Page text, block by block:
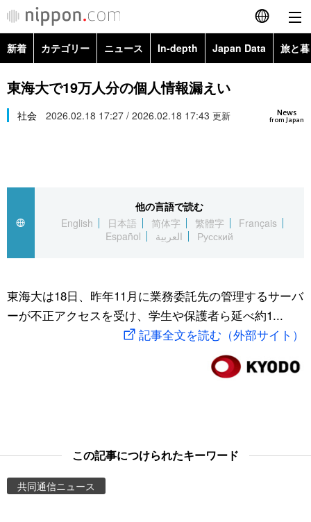
English
简体字
繁體字
العربية
社会
スポーツ・東京2020
旅と暮らし
Images
新着 カテゴリー ニュース In-depth Japan Data 旅と
政治・外交
経済・ビジネス
社会
文化
科学・技術
暮らし
Images
お知らせ
東海大で19万人分の個人情報漏えい
News
from Japan
社会 2026.02.18 17:27 / 2026.02.18 17:43 更新
他の言語で読む
English
日本語 简体字 繁體字
Français
Español
العربية Русский
東海大は18日、昨年11月に業務委託先の管理するサーバ
ーが不正アクセスを受け、学生や保護者ら延べ約1...
記事全文を読む（外部サイト）
この記事につけられたキーワード
共同通信ニュース